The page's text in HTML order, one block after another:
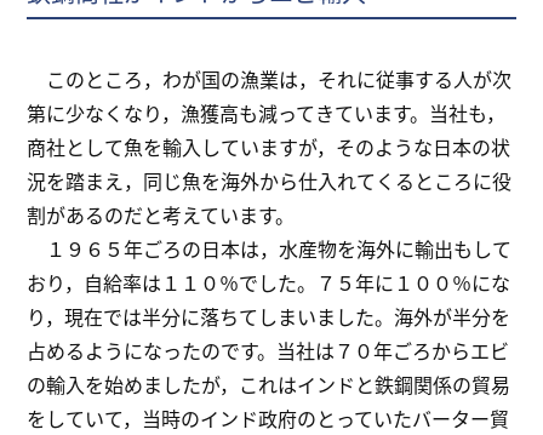
このところ，わが国の漁業は，それに従事する人が次
第に少なくなり，漁獲高も減ってきています。当社も，
商社として魚を輸入していますが，そのような日本の状
況を踏まえ，同じ魚を海外から仕入れてくるところに役
割があるのだと考えています。
１９６５年ごろの日本は，水産物を海外に輸出もして
おり，自給率は１１０％でした。７５年に１００％にな
り，現在では半分に落ちてしまいました。海外が半分を
占めるようになったのです。当社は７０年ごろからエビ
の輸入を始めましたが，これはインドと鉄鋼関係の貿易
をしていて，当時のインド政府のとっていたバーター貿